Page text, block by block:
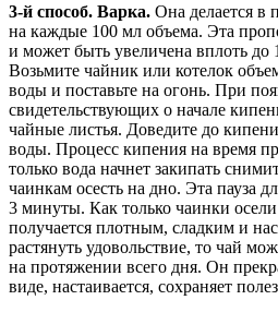
3-й способ. Варка. Она делается в
на каждые 100 мл объема. Эта
и может быть увеличена вплоть до
Возьмите чайник или котелок
воды и поставьте на огонь. При
свидетельствующих о начале
чайные листья. Доведите до
воды. Процесс кипения на время
только вода начнет закипать
чаинкам осесть на дно. Эта пауза
3 минуты. Как только чаинки
получается плотным, сладким и
растянуть удовольствие, то чай
на протяжении всего дня. Он
виде, настаивается, сохраняет